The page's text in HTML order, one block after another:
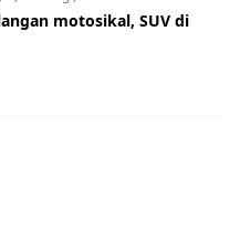
motosikal, SUV di